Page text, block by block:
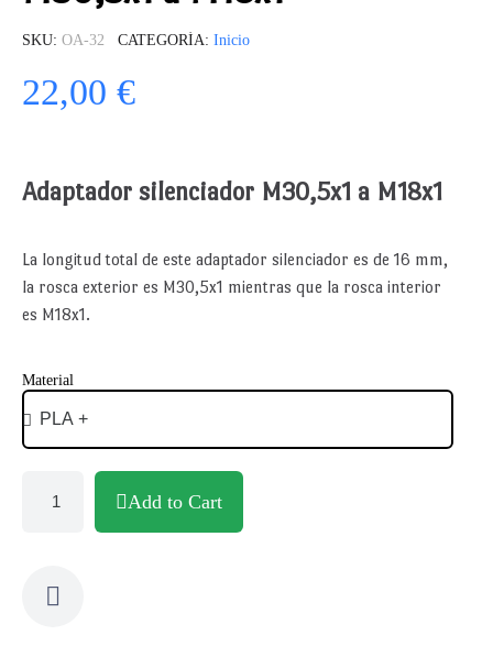
SKU OA-32 CATEGORÍA Inicio
22,00 €
Adaptador silenciador M30,5x1 a M18x1
La longitud total de este adaptador silenciador es de 16 mm,
la rosca exterior es M30,5x1 mientras que la rosca interior
es M18x1.
Material
Add to Cart